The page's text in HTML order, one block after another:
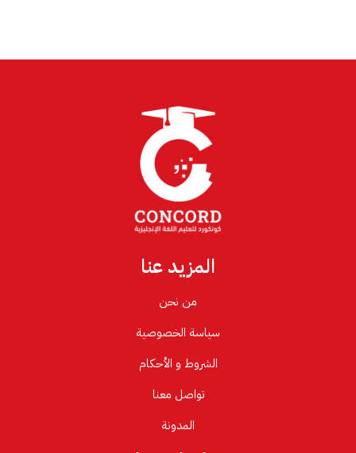
المزيد عنا
من نحن
سياسة الخصوصية
الشروط و الأحكام
تواصل معنا
المدونة